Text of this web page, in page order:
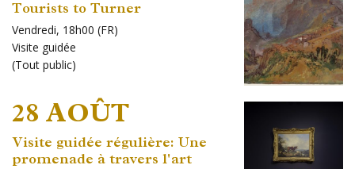
Tourists to Turner
Vendredi, 18h00 (FR)
Visite guidée
(Tout public)
28 AOÛT
Visite guidée régulière: Une
promenade à travers l'art